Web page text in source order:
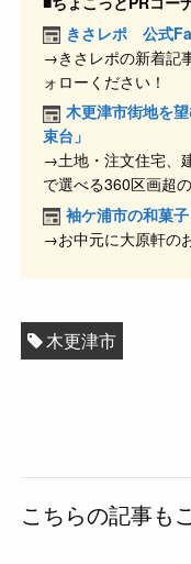
e
b
o
o
k
きさレポ 公式
→きさレポの新着記
ォローください！
木更津市街地を
束台」
→土地・注文住宅、
で選べる360区画超
袖ケ浦市の和菓
→お中元に大原軒の
木更津市
こちらの記事も